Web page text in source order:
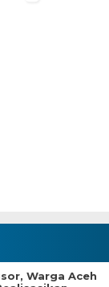
Warga Aceh